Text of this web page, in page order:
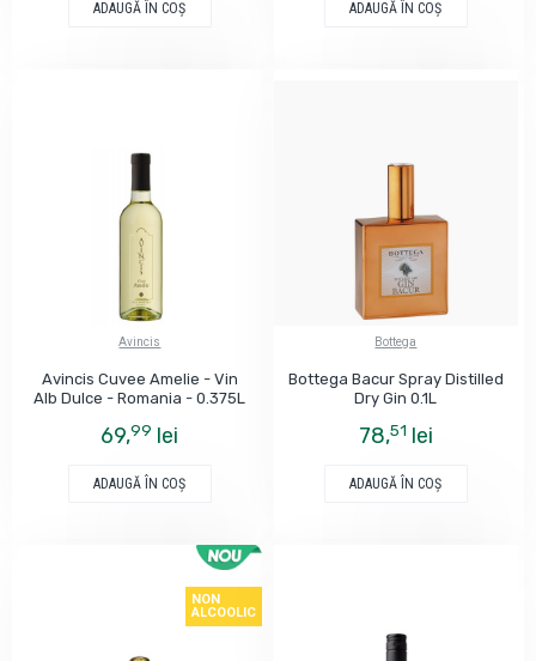
ADAUGĂ ÎN COŞ ADAUGĂ ÎN COŞ
Avincis
Avincis Cuvee Amelie - Vin
Alb Dulce - Romania - 0.375L
69,99 lei
ADAUGĂ ÎN COŞ
Bottega
Bottega Bacur Spray Distilled
Dry Gin 0.1L
78,51 lei
ADAUGĂ ÎN COŞ
NON
ALCOOLIC